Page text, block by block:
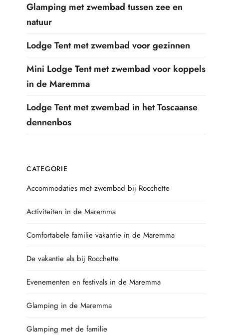
Glamping met zwembad tussen zee en
natuur
Lodge Tent met zwembad voor gezinnen
Mini Lodge Tent met zwembad voor koppels
in de Maremma
Lodge Tent met zwembad in het Toscaanse
dennenbos
CATEGORIE
Accommodaties met zwembad bij Rocchette
Activiteiten in de Maremma
Comfortabele familie vakantie in de Maremma
De vakantie als bij Rocchette
Evenementen en festivals in de Maremma
Glamping in de Maremma
Glamping met de familie